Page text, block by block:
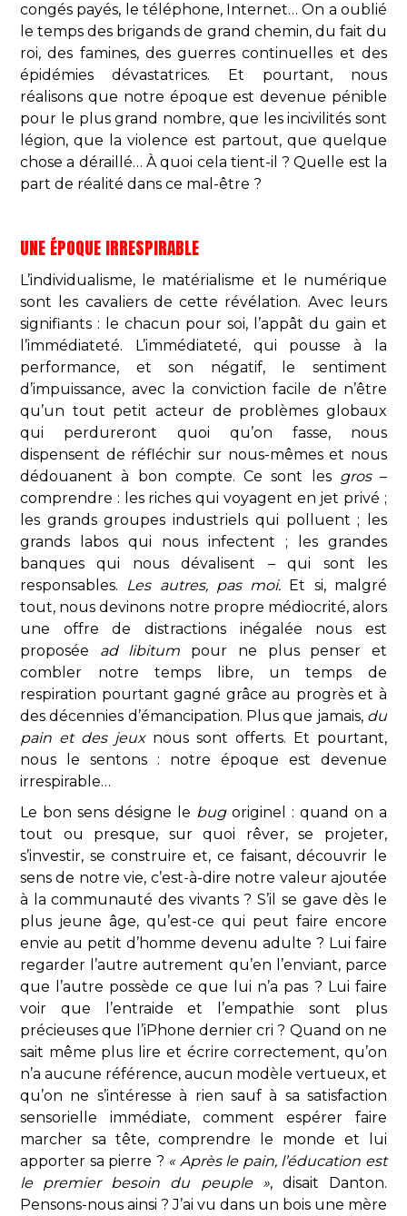
congés payés, le téléphone, Internet… On a oublié
le temps des brigands de grand chemin, du fait du
roi, des famines, des guerres continuelles et des
épidémies dévastatrices. Et pourtant, nous
réalisons que notre époque est devenue pénible
pour le plus grand nombre, que les incivilités sont
légion, que la violence est partout, que quelque
chose a déraillé… À quoi cela tient-il ? Quelle est la
part de réalité dans ce mal-être ?
UNE ÉPOQUE IRRESPIRABLE
L’individualisme, le matérialisme et le numérique
sont les cavaliers de cette révélation. Avec leurs
signifiants : le chacun pour soi, l’appât du gain et
l’immédiateté. L’immédiateté, qui pousse à la
performance, et son négatif, le sentiment
d’impuissance, avec la conviction facile de n’être
qu’un tout petit acteur de problèmes globaux
qui perdureront quoi qu’on fasse, nous
dispensent de réfléchir sur nous-mêmes et nous
dédouanent à bon compte. Ce sont les gros –
comprendre : les riches qui voyagent en jet privé ;
les grands groupes industriels qui polluent ; les
grands labos qui nous infectent ; les grandes
banques qui nous dévalisent – qui sont les
responsables. Les autres, pas moi. Et si, malgré
tout, nous devinons notre propre médiocrité, alors
une offre de distractions inégalée nous est
proposée ad libitum pour ne plus penser et
combler notre temps libre, un temps de
respiration pourtant gagné grâce au progrès et à
des décennies d’émancipation. Plus que jamais, du
pain et des jeux nous sont offerts. Et pourtant,
nous le sentons : notre époque est devenue
irrespirable…
Le bon sens désigne le bug originel : quand on a
tout ou presque, sur quoi rêver, se projeter,
s’investir, se construire et, ce faisant, découvrir le
sens de notre vie, c’est-à-dire notre valeur ajoutée
à la communauté des vivants ? S’il se gave dès le
plus jeune âge, qu’est-ce qui peut faire encore
envie au petit d’homme devenu adulte ? Lui faire
regarder l’autre autrement qu’en l’enviant, parce
que l’autre possède ce que lui n’a pas ? Lui faire
voir que l’entraide et l’empathie sont plus
précieuses que l’iPhone dernier cri ? Quand on ne
sait même plus lire et écrire correctement, qu’on
n’a aucune référence, aucun modèle vertueux, et
qu’on ne s’intéresse à rien sauf à sa satisfaction
sensorielle immédiate, comment espérer faire
marcher sa tête, comprendre le monde et lui
apporter sa pierre ? « Après le pain, l’éducation est
le premier besoin du peuple », disait Danton.
Pensons-nous ainsi ? J’ai vu dans un bois une mère